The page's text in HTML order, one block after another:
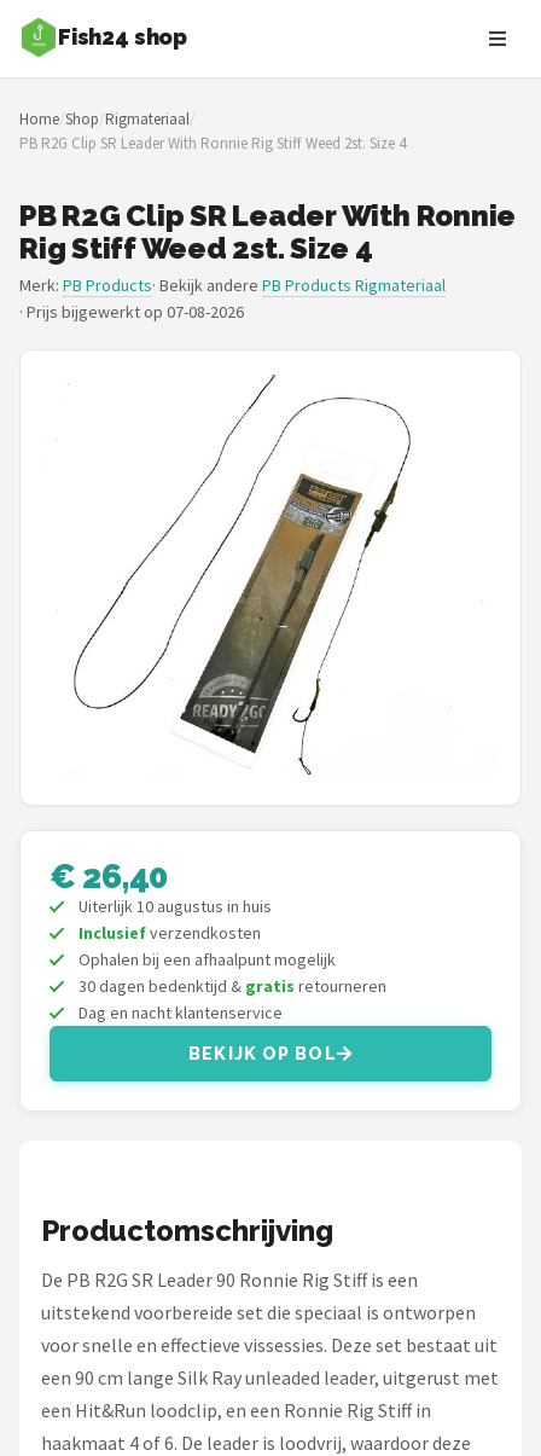
Fish24 shop
Zoeken
NAVIGATIE
Merken
Blog
Hengelsoorten
Kunstaas
Shop
POPULAIRE MERKEN
Salmo
Rapala
PB Products
Fox Rage
Mikado
Alle merken →
Home/Shop/Rigmateriaal/
PB R2G Clip SR Leader With Ronnie Rig Stiff Weed 2st. Size 4
PB R2G Clip SR Leader With Ronnie
Rig Stiff Weed 2st. Size 4
Merk: PB Products· Bekijk andere PB Products Rigmateriaal
· Prijs bijgewerkt op 07-08-2026
€ 26,40
Uiterlijk 10 augustus in huis
Inclusiefverzendkosten
Ophalen bij een afhaalpunt mogelijk
30 dagen bedenktijd & gratis retourneren
Dag en nacht klantenservice
BEKIJK OP BOL
Productomschrijving
De PB R2G SR Leader 90 Ronnie Rig Stiff is een
uitstekend voorbereide set die speciaal is ontworpen
voor snelle en effectieve vissessies. Deze set bestaat uit
een 90 cm lange Silk Ray unleaded leader, uitgerust met
een Hit&Run loodclip, en een Ronnie Rig Stiff in
haakmaat 4 of 6. De leader is loodvrij, waardoor deze